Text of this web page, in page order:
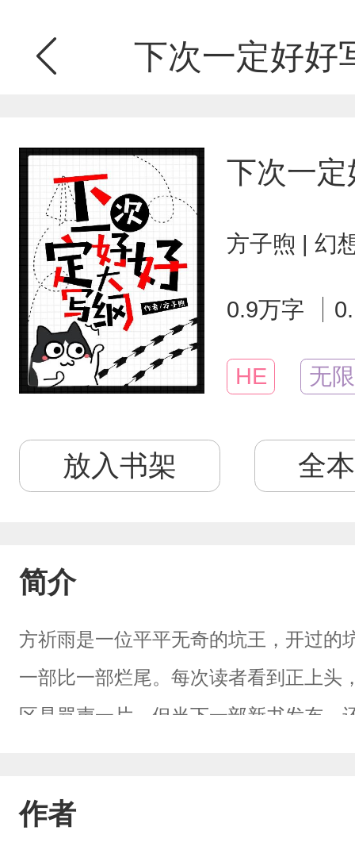
下次一定好好
下次一
方子煦 | 幻
0.9万字
HE 无
放入书架 全
简介
方祈雨是一位平平无奇的坑王，开过的
一部比一部烂尾。每次读者看到正上头
区是骂声一片。但当下一部新书发布，
沓。然后时间一长，他原先想好的剧
作者